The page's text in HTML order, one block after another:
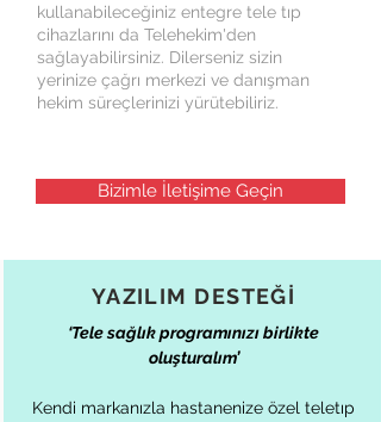
kullanabileceğiniz entegre tele tıp
cihazlarını da Telehekim'den
sağlayabilirsiniz. Dilerseniz sizin
yerinize çağrı merkezi ve danışman
hekim süreçlerinizi yürütebiliriz.
Bizimle İletişime Geçin
YAZILIM DESTEĞİ
‘Tele sağlık programınızı birlikte
oluşturalım’
Kendi markanızla hastanenize özel teletıp